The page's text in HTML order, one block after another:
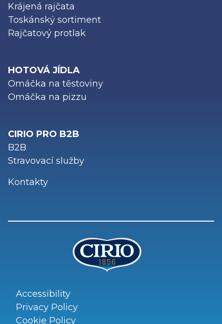
Krájená rajčata
Toskánský sortiment
Rajčatový protlak
HOTOVÁ JÍDLA
Omáčka na těstoviny
Omáčka na pizzu
CIRIO PRO B2B
B2B
Stravovací služby
Kontakty
Accessibility
Privacy Policy
Cookie Policy